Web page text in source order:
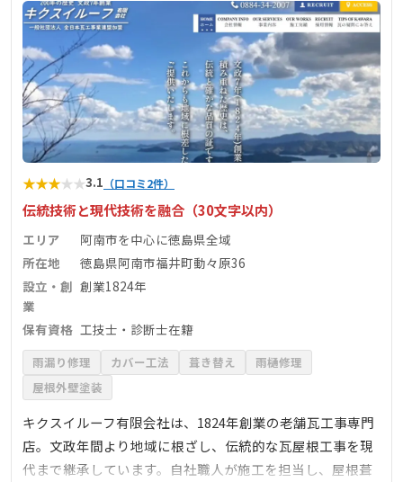
★★★★★3.1 （口コミ2件）
伝統技術と現代技術を融合（30文字以内）
エリア
阿南市を中心に徳島県全域
所在地
徳島県阿南市福井町動々原36
設立・創
業
創業1824年
保有資格 工技士・診断士在籍
雨漏り修理 カバー工法 葺き替え
雨樋修理
屋根外壁塗装
キクスイルーフ有限会社は、1824年創業の老舗瓦工事専門
店。文政年間より地域に根ざし、伝統的な瓦屋根工事を現
代まで継承しています。自社職人が施工を担当し、屋根葺